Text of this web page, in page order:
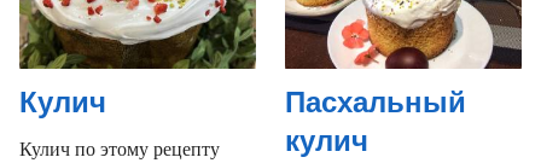
Кулич
Кулич по этому рецепту
Пасхальный
кулич